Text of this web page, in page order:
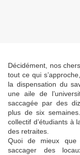
Décidément, nos
tout ce qui
la dispensation du
une aile de
saccagée par des
plus de six
collectif d’étudiants
des retraites.
Quoi de mieux que
saccager des